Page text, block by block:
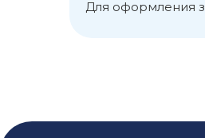
Для оформления